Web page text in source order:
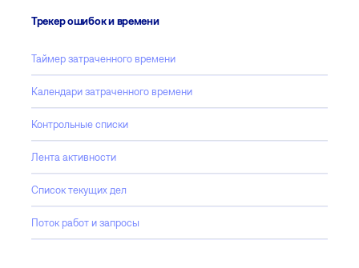
Трекер ошибок и времени
Таймер затраченного времени
Календари затраченного времени
Контрольные списки
Лента активности
Список текущих дел
Поток работ и запросы